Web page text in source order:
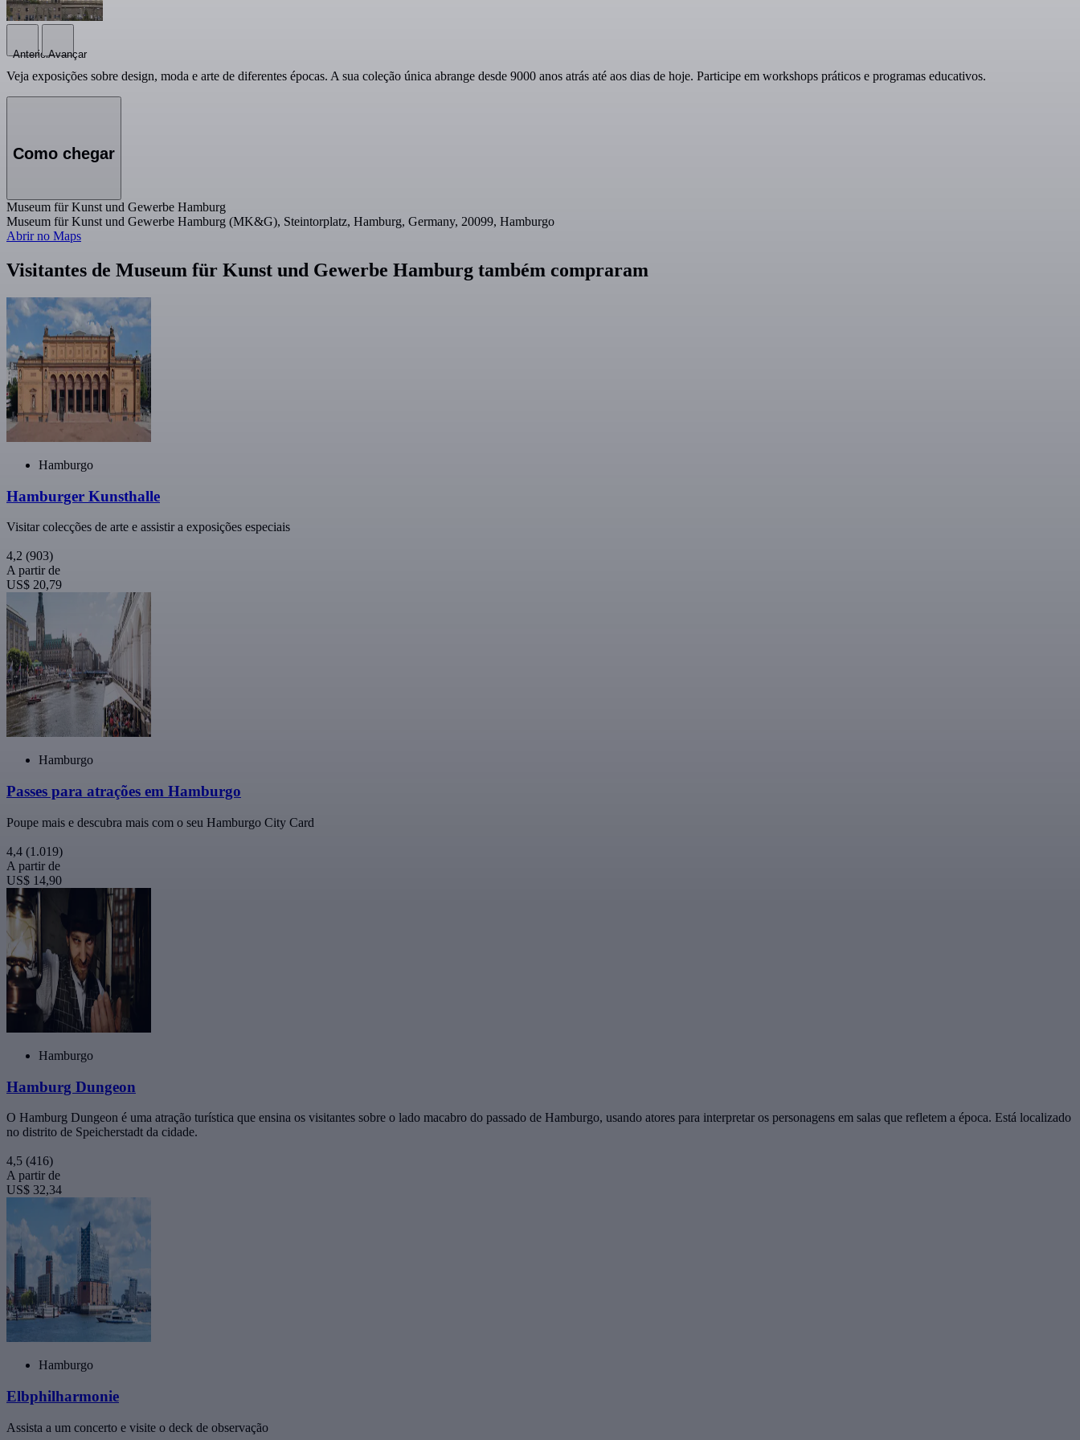
AnteriorAvançar
Veja exposições sobre design, moda e arte de diferentes épocas. A sua coleção única abrange desde 9000 anos atrás até aos dias de hoje. Participe em workshops práticos e programas educativos.
Como chegar
Museum für Kunst und Gewerbe Hamburg
Museum für Kunst und Gewerbe Hamburg (MK&G), Steintorplatz, Hamburg, Germany, 20099, Hamburgo
Abrir no Maps
Visitantes de Museum für Kunst und Gewerbe Hamburg também compraram
Hamburgo
Hamburger Kunsthalle
Visitar colecções de arte e assistir a exposições especiais
4,2 (903)
A partir de
US$ 20,79
Hamburgo
Passes para atrações em Hamburgo
Poupe mais e descubra mais com o seu Hamburgo City Card
4,4 (1.019)
A partir de
US$ 14,90
Hamburgo
Hamburg Dungeon
O Hamburg Dungeon é uma atração turística que ensina os visitantes sobre o lado macabro do passado de Hamburgo, usando atores para interpretar os personagens em salas que refletem a época. Está localizado
no distrito de Speicherstadt da cidade.
4,5 (416)
A partir de
US$ 32,34
Hamburgo
Elbphilharmonie
Assista a um concerto e visite o deck de observação